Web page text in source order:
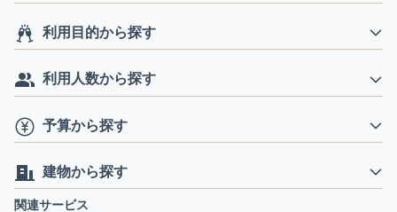
利用目的から探す
利用人数から探す
予算から探す
建物から探す
関連サービス